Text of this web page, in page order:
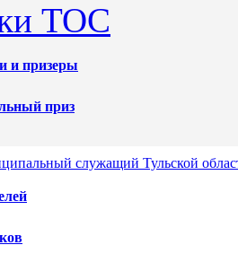
ТОС
и призеры
приз
служащий Тульской